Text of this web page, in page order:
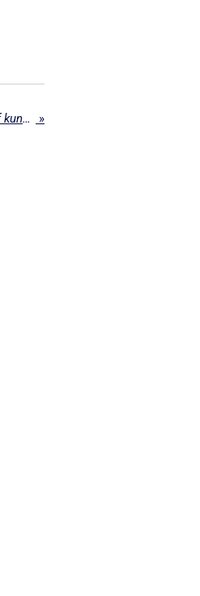
CDA Hoogeveen kritisch op kaderbrief: “Raad moet vooraf kunnen sturen” »